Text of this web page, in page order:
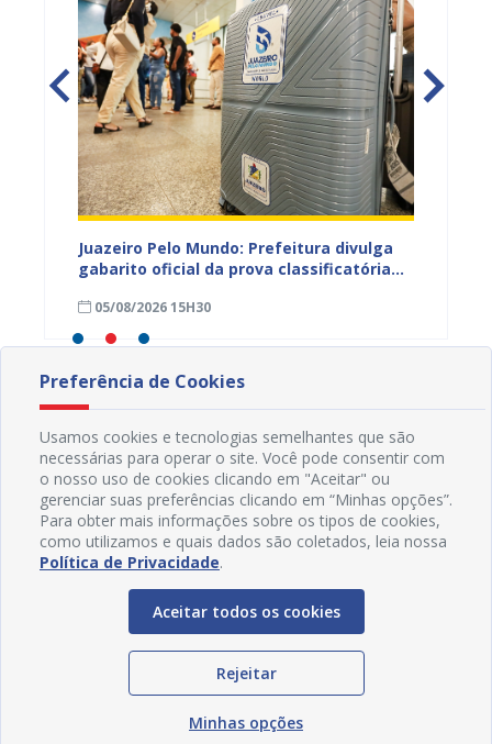
Juazeiro Pelo Mundo: Prefeitura divulga
gabarito oficial da prova classificatória
05/08/2026 15H30
Redes Sociais
Preferência de Cookies
Usamos cookies e tecnologias semelhantes que são
necessárias para operar o site. Você pode consentir com
o nosso uso de cookies clicando em "Aceitar" ou
gerenciar suas preferências clicando em “Minhas opções”.
Para obter mais informações sobre os tipos de cookies,
como utilizamos e quais dados são coletados, leia nossa
Política de Privacidade.
Aceitar todos os cookies
Rejeitar
Minhas opções